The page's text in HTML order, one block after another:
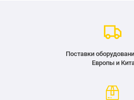
Поставки
Европы и